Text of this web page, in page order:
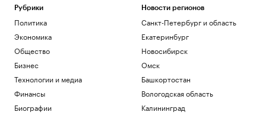
Рубрики
Политика
Экономика
Общество
Бизнес
Технологии и медиа
Финансы
Биографии
Новости регионов
Санкт-Петербург и область
Екатеринбург
Новосибирск
Омск
Башкортостан
Вологодская область
Калининград